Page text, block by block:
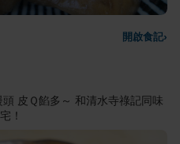
開啟食記›
皮Ｑ餡多～ 和清水寺祿記同味
！